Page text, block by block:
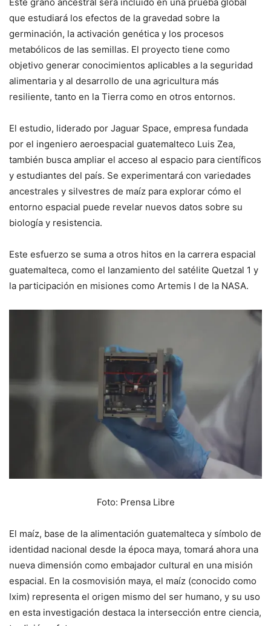
Este grano ancestral será incluido en una prueba global
que estudiará los efectos de la gravedad sobre la
germinación, la activación genética y los procesos
metabólicos de las semillas. El proyecto tiene como
objetivo generar conocimientos aplicables a la seguridad
alimentaria y al desarrollo de una agricultura más
resiliente, tanto en la Tierra como en otros entornos.
El estudio, liderado por Jaguar Space, empresa fundada
por el ingeniero aeroespacial guatemalteco Luis Zea,
también busca ampliar el acceso al espacio para científicos
y estudiantes del país. Se experimentará con variedades
ancestrales y silvestres de maíz para explorar cómo el
entorno espacial puede revelar nuevos datos sobre su
biología y resistencia.
Este esfuerzo se suma a otros hitos en la carrera espacial
guatemalteca, como el lanzamiento del satélite Quetzal 1 y
la participación en misiones como Artemis I de la NASA.
Foto: Prensa Libre
El maíz, base de la alimentación guatemalteca y símbolo de
identidad nacional desde la época maya, tomará ahora una
nueva dimensión como embajador cultural en una misión
espacial. En la cosmovisión maya, el maíz (conocido como
Ixim) representa el origen mismo del ser humano, y su uso
en esta investigación destaca la intersección entre ciencia,